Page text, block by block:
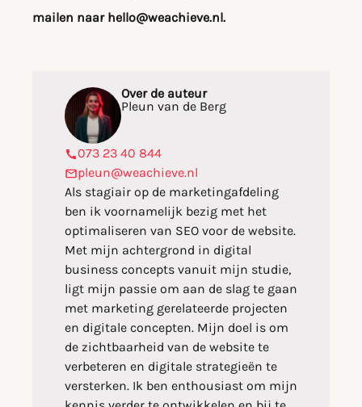
mailen naar hello@weachieve.nl.
Over de auteur
Pleun van de Berg
073 23 40 844
pleun@weachieve.nl
Als stagiair op de marketingafdeling
ben ik voornamelijk bezig met het
optimaliseren van SEO voor de website.
Met mijn achtergrond in digital
business concepts vanuit mijn studie,
ligt mijn passie om aan de slag te gaan
met marketing gerelateerde projecten
en digitale concepten. Mijn doel is om
de zichtbaarheid van de website te
verbeteren en digitale strategieën te
versterken. Ik ben enthousiast om mijn